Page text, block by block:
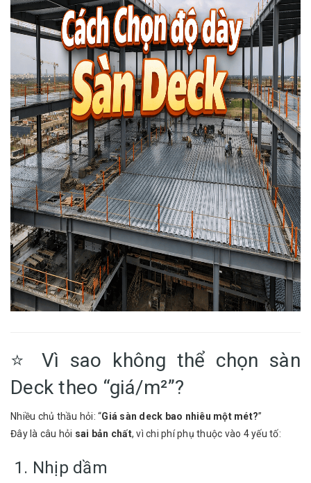
⭐ Vì sao không thể chọn sàn
Deck theo “giá/m²”?
Nhiều chủ thầu hỏi: “Giá sàn deck bao nhiêu một mét?”
Đây là câu hỏi sai bản chất, vì chi phí phụ thuộc vào 4 yếu tố:
1. Nhịp dầm